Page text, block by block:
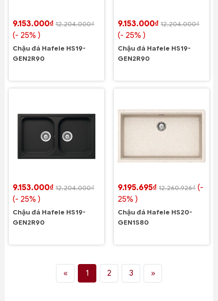
9.153.000₫ 12.204.000₫
(- 25% )
Chậu đá Hafele HS19-
GEN2R90
9.153.000₫ 12.204.000₫
(- 25% )
Chậu đá Hafele HS19-
GEN2R90
9.153.000₫ 12.204.000₫
(- 25% )
Chậu đá Hafele HS19-
GEN2R90
9.195.695₫ 12.260.926₫ (-
25% )
Chậu đá Hafele HS20-
GEN1S80
« 1 2 3 »